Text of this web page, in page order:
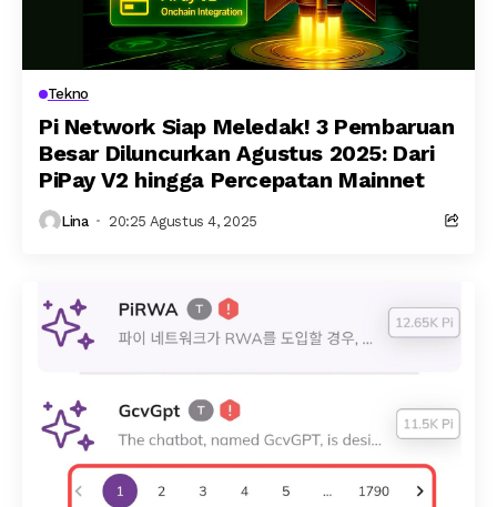
Tekno
Pi Network Siap Meledak! 3 Pembaruan
Besar Diluncurkan Agustus 2025: Dari
PiPay V2 hingga Percepatan Mainnet
Lina 20:25 Agustus 4, 2025